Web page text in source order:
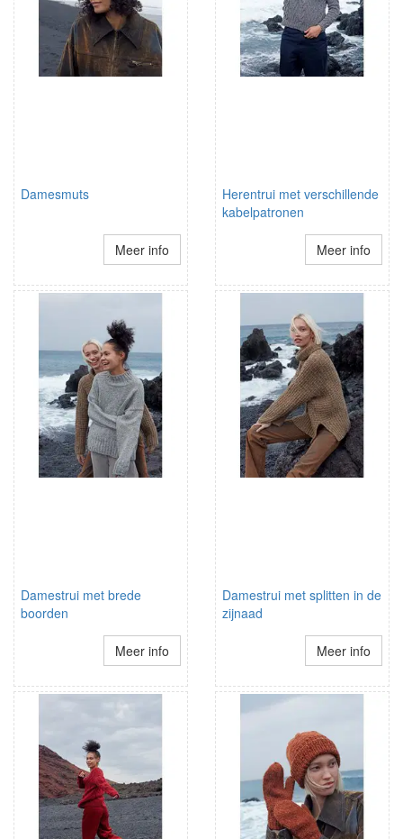
Damesmuts
Meer info
Herentrui met verschillende
kabelpatronen
Meer info
Damestrui met brede
boorden
Meer info
Damestrui met splitten in de
zijnaad
Meer info